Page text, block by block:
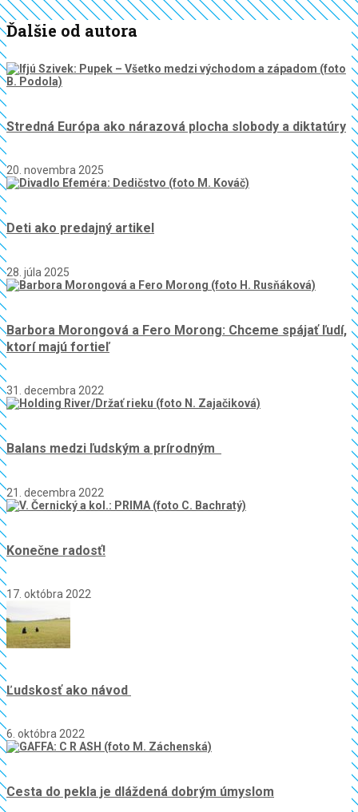
Ďalšie od autora
Stredná Európa ako nárazová plocha slobody a diktatúry
20. novembra 2025
Deti ako predajný artikel
28. júla 2025
Barbora Morongová a Fero Morong: Chceme spájať ľudí,
ktorí majú fortieľ
31. decembra 2022
Balans medzi ľudským a prírodným
21. decembra 2022
Konečne radosť!
17. októbra 2022
Ľudskosť ako návod
6. októbra 2022
Cesta do pekla je dláždená dobrým úmyslom